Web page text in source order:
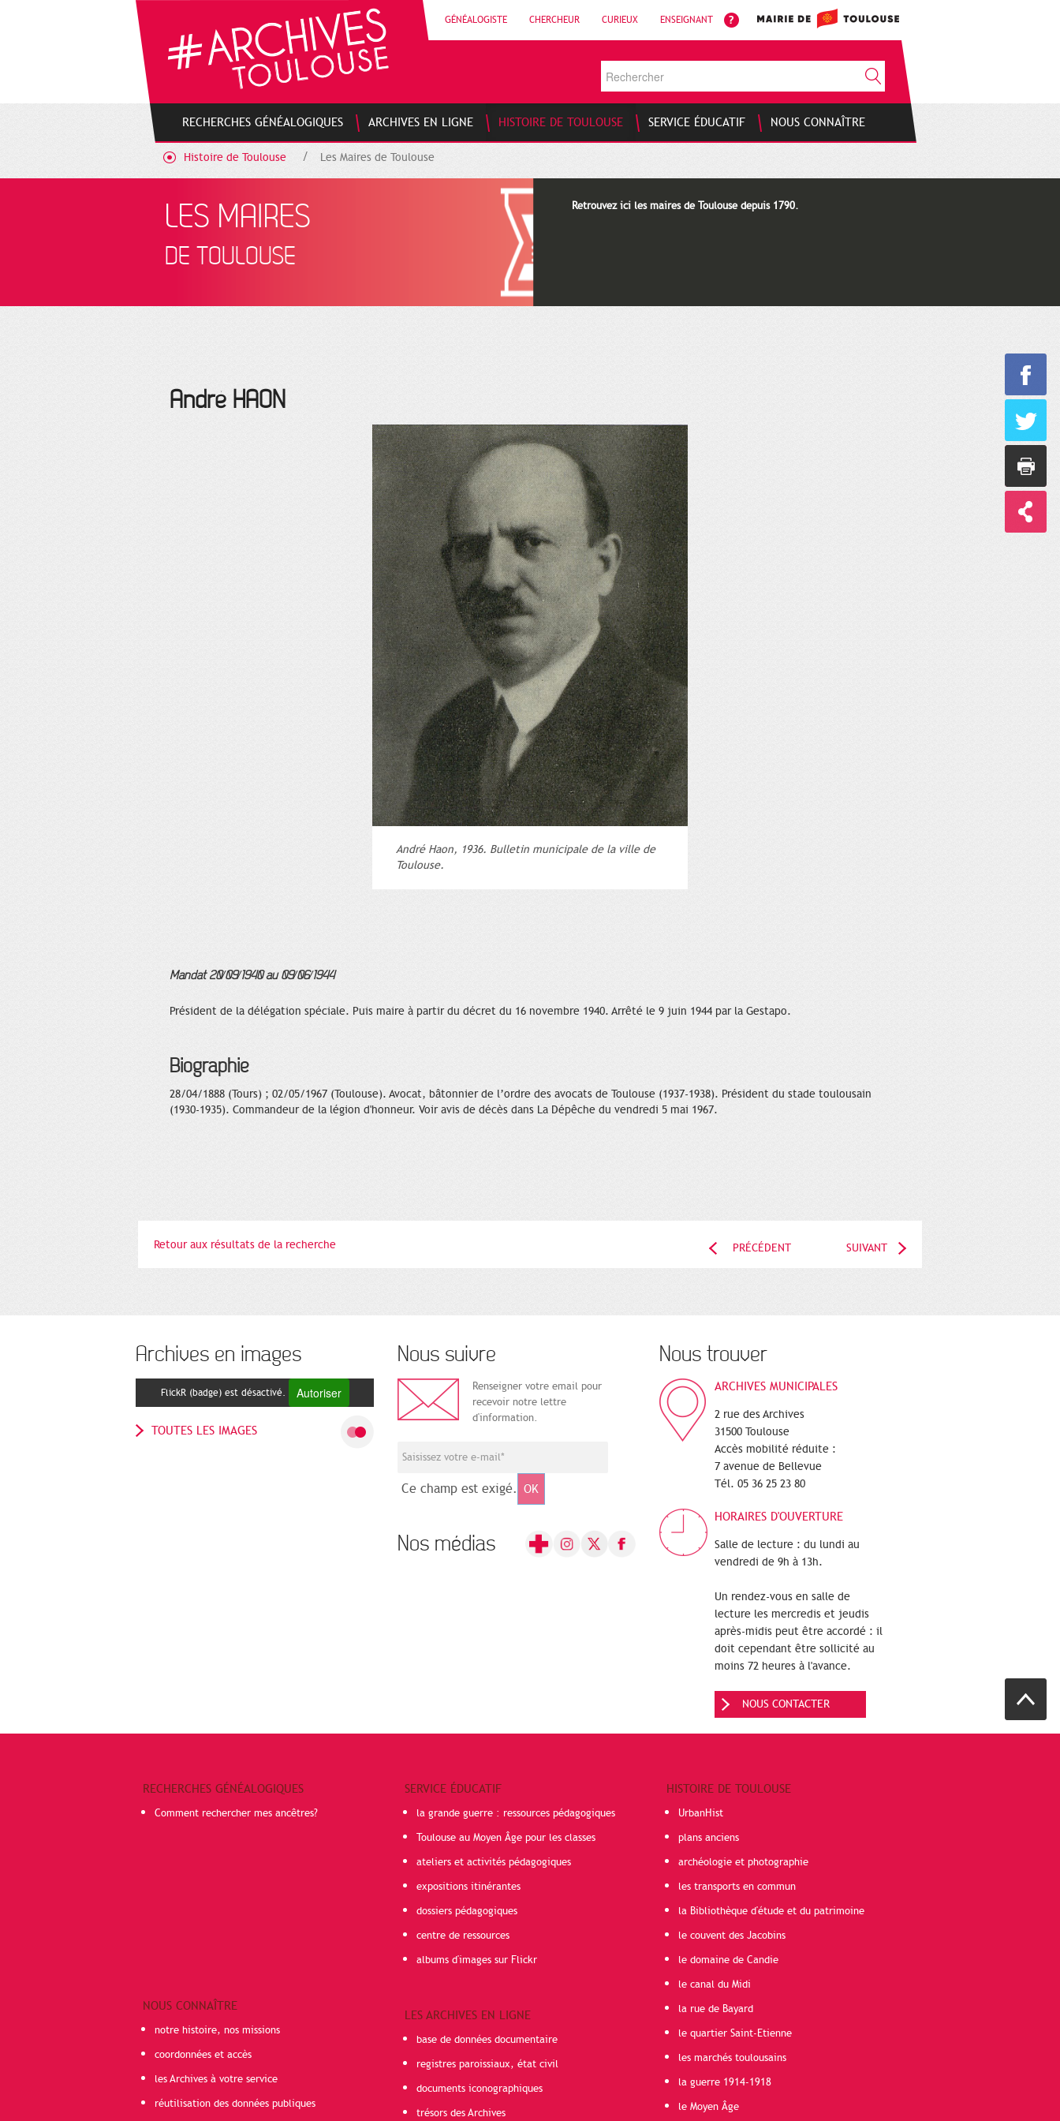
GÉNÉALOGISTE CHERCHEUR CURIEUX ENSEIGNANT
RECHERCHES GÉNÉALOGIQUES ARCHIVES EN LIGNE HISTOIRE DE TOULOUSE SERVICE ÉDUCATIF NOUS CONNAÎTRE
Histoire de Toulouse Les Maires de Toulouse
LES MAIRES
DE TOULOUSE
Retrouvez ici les maires de Toulouse depuis 1790.
André HAON
André Haon, 1936. Bulletin municipale de la ville de
Toulouse.
Mandat 20/09/1940 au 09/06/1944
Président de la délégation spéciale. Puis maire à partir du décret du 16 novembre 1940. Arrêté le 9 juin 1944 par la Gestapo.
Biographie
28/04/1888 (Tours) ; 02/05/1967 (Toulouse). Avocat, bâtonnier de l’ordre des avocats de Toulouse (1937-1938). Président du stade toulousain
(1930-1935). Commandeur de la légion d'honneur. Voir avis de décès dans La Dépêche du vendredi 5 mai 1967.
Retour aux résultats de la recherche PRÉCÉDENT SUIVANT
Archives en images
FlickR (badge) est désactivé. Autoriser
TOUTES LES IMAGES
Nous suivre
Renseigner votre email pour
recevoir notre lettre
d'information.
Ce champ est exigé. OK
Nos médias
Nous trouver
ARCHIVES MUNICIPALES
2 rue des Archives
31500 Toulouse
Accès mobilité réduite :
7 avenue de Bellevue
Tél. 05 36 25 23 80
HORAIRES D'OUVERTURE
Salle de lecture : du lundi au
vendredi de 9h à 13h.
Un rendez-vous en salle de
lecture les mercredis et jeudis
après-midis peut être accordé : il
doit cependant être sollicité au
moins 72 heures à l'avance.
NOUS CONTACTER
RECHERCHES GÉNÉALOGIQUES
Comment rechercher mes ancêtres?
NOUS CONNAÎTRE
notre histoire, nos missions
coordonnées et accès
les Archives à votre service
réutilisation des données publiques
SERVICE ÉDUCATIF
la grande guerre : ressources pédagogiques
Toulouse au Moyen Âge pour les classes
ateliers et activités pédagogiques
expositions itinérantes
dossiers pédagogiques
centre de ressources
albums d'images sur Flickr
LES ARCHIVES EN LIGNE
base de données documentaire
registres paroissiaux, état civil
documents iconographiques
trésors des Archives
HISTOIRE DE TOULOUSE
UrbanHist
plans anciens
archéologie et photographie
les transports en commun
la Bibliothèque d'étude et du patrimoine
le couvent des Jacobins
le domaine de Candie
le canal du Midi
la rue de Bayard
le quartier Saint-Etienne
les marchés toulousains
la guerre 1914-1918
le Moyen Âge
Gestion de vos préférences sur les cookies